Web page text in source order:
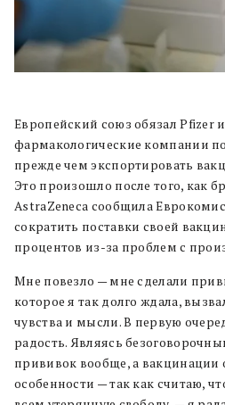
Европейский союз обязал Pfizer
фармакологические компании
прежде чем экспортировать
Это произошло после того, как
AstraZeneca сообщила
сократить поставки своей
процентов из-за проблем с
Мне повезло — мне сделали
которое я так долго ждала,
чувства и мысли. В первую
радость. Являясь
прививок вообще, а вакцинации
особенности — так как считаю,